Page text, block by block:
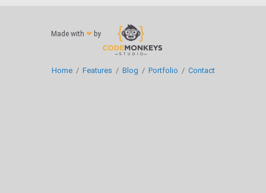
Made with ❤by
Home/ Features / Blog / Portfolio / Contact